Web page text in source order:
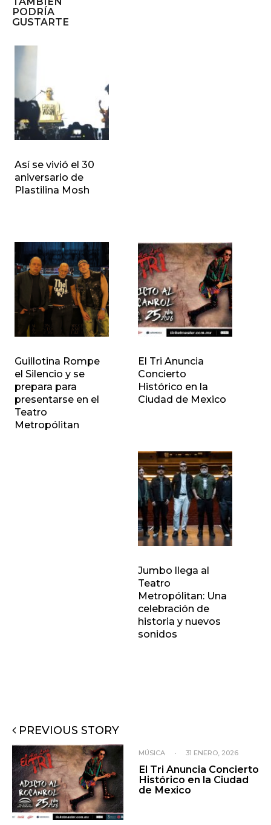
PODRÍA
GUSTARTE
Así se vivió el 30
aniversario de
Plastilina Mosh
Guillotina Rompe
el Silencio y se
prepara para
presentarse en el
Teatro
Metropólitan
El Tri Anuncia
Concierto
Histórico en la
Ciudad de Mexico
Jumbo llega al
Teatro
Metropólitan: Una
celebración de
historia y nuevos
sonidos
PREVIOUS STORY
MÚSICA • 31 ENERO, 2026
El Tri Anuncia Concierto
Histórico en la Ciudad
de Mexico